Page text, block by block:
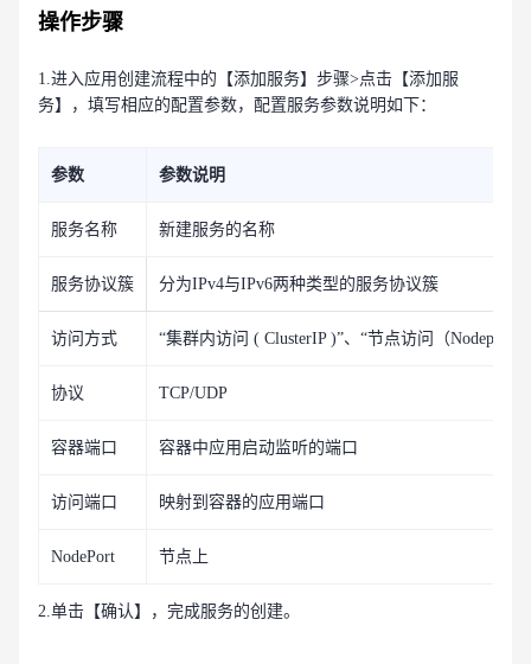
操作步骤
1.进入应用创建流程中的【添加服务】步骤>点击【添加服
务】，填写相应的配置参数，配置服务参数说明如下：
参数 参数说明
服务名称 新建服务的名称
服务协议簇 分为IPv4与IPv6两种类型的服务协议簇
访问方式 “集群内访问 ( ClusterIP )”、“节点访问（Nodeport）
协议 TCP/UDP
容器端口 容器中应用启动监听的端口
访问端口 映射到容器的应用端口
NodePort 节点上
2.单击【确认】，完成服务的创建。